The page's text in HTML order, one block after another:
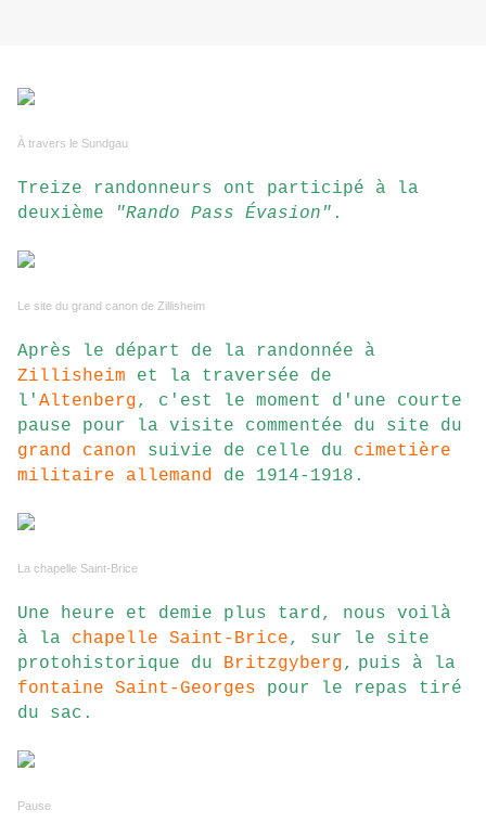
À travers le Sundgau
Treize randonneurs ont participé à la
deuxième
"Rando Pass Évasion" .
Le site du grand canon de Zillisheim
Après le départ de la randonnée à
Zillisheim et la traversée de
l' Altenberg, c'est le moment d'une courte
pause pour la visite commentée du site du
grand canon suivie de celle du cimetière
militaire allemand de 1914-1918.
La chapelle Saint-Brice
Une heure et demie plus tard, nous voilà
à la chapelle Saint-Brice, sur le site
protohistorique du Britzgyberg, puis à la
fontaine Saint-Georges pour le repas tiré
du sac.
Pause